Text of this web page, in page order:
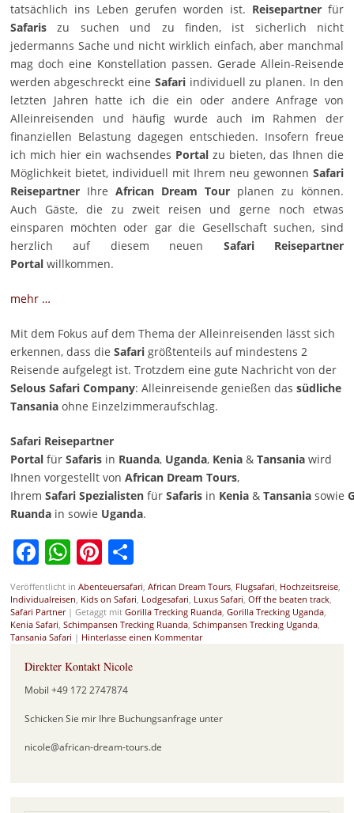
tatsächlich ins Leben gerufen worden ist. Reisepartner für
Safariszu suchen und zu finden, ist sicherlich nicht
jedermanns Sache und nicht wirklich einfach, aber manchmal
mag doch eine Konstellation passen. Gerade Allein-Reisende
werden abgeschreckt eine Safariindividuell zu planen. In den
letzten Jahren hatte ich die ein oder andere Anfrage von
Alleinreisenden und häufig wurde auch im Rahmen der
finanziellen Belastung dagegen entschieden. Insofern freue
ich mich hier ein wachsendes Portal zu bieten, das Ihnen die
Möglichkeit bietet, individuell mit Ihrem neu gewonnenSafari
ReisepartnerIhre African Dream Tour planen zu können.
Auch Gäste, die zu zweit reisen und gerne noch etwas
einsparen möchten oder gar die Gesellschaft suchen, sind
herzlich auf diesem neuen Safari Reisepartner
Portalwillkommen.
mehr …
Mit dem Fokus auf dem Thema der Alleinreisenden lässt sich
erkennen, dass die Safarigrößtenteils auf mindestens 2
Reisende aufgelegt ist. Trotzdem eine gute Nachricht von der
Selous Safari Company: Alleinreisende genießen das südliche
Tansaniaohne Einzelzimmeraufschlag.
Safari Reisepartner
Portalfür Safarisin Ruanda, Uganda, Kenia& Tansaniawird
Ihnen vorgestellt von African Dream Tours,
Ihrem Safari Spezialistenfür Safarisin Kenia& Tansaniasowie
Ruandain sowie Uganda.
Facebook
WhatsApp
Pinterest
Teilen
Veröffentlicht in Abenteuersafari, African Dream Tours, Flugsafari, Hochzeitsreise,
Individualreisen, Kids on Safari, Lodgesafari, Luxus Safari, Off the beaten track,
Safari Partner | Getaggt mit Gorilla Trecking Ruanda, Gorilla Trecking Uganda,
Kenia Safari, Schimpansen Trecking Ruanda, Schimpansen Trecking Uganda,
Tansania Safari | Hinterlasse einen Kommentar
Direkter Kontakt Nicole
Mobil +49 172 2747874
Schicken Sie mir Ihre Buchungsanfrage unter
nicole@african-dream-tours.de